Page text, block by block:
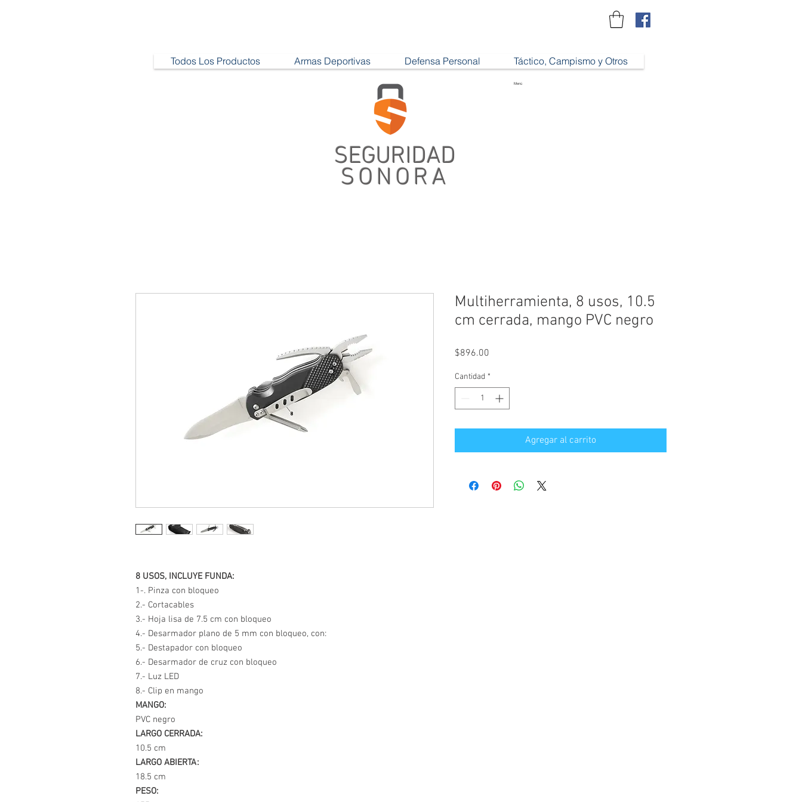
Todos Los Productos Armas Deportivas Defensa Personal Táctico, Campismo y Otros
Menú
SEGURIDAD
SONORA
8 USOS, INCLUYE FUNDA:
1-. Pinza con bloqueo
2.- Cortacables
3.- Hoja lisa de 7.5 cm con bloqueo
4.- Desarmador plano de 5 mm con bloqueo, con:
5.- Destapador con bloqueo
6.- Desarmador de cruz con bloqueo
7.- Luz LED
8.- Clip en mango
MANGO:
PVC negro
LARGO CERRADA:
10.5 cm
LARGO ABIERTA:
18.5 cm
PESO:
Multiherramienta, 8 usos, 10.5
cm cerrada, mango PVC negro
$896.00
Cantidad *
Agregar al carrito